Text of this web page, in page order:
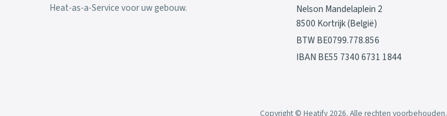
Heat-as-a-Service voor uw gebouw.
Nelson Mandelaplein 2
8500 Kortrijk (België)
BTW BE0799.778.856
IBAN BE55 7340 6731 1844
Copyright © Heatify 2026. Alle rechten voorbehouden.